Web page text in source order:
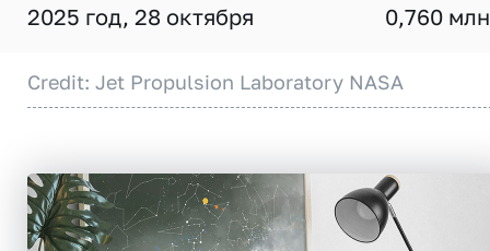
2025 год, 28 октября 0,760
Credit: Jet Propulsion Laboratory NASA